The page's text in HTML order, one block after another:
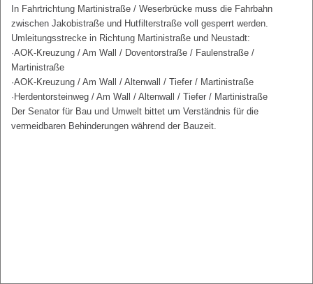
In Fahrtrichtung Martinistraße / Weserbrücke muss die Fahrbahn
zwischen Jakobistraße und Hutfilterstraße voll gesperrt werden.
Umleitungsstrecke in Richtung Martinistraße und Neustadt:
·AOK-Kreuzung / Am Wall / Doventorstraße / Faulenstraße /
Martinistraße
·AOK-Kreuzung / Am Wall / Altenwall / Tiefer / Martinistraße
·Herdentorsteinweg / Am Wall / Altenwall / Tiefer / Martinistraße
Der Senator für Bau und Umwelt bittet um Verständnis für die
vermeidbaren Behinderungen während der Bauzeit.